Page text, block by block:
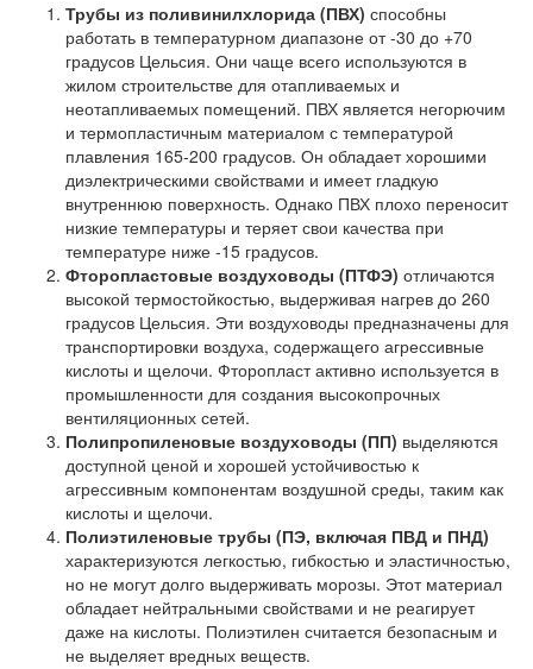
Трубы из поливинилхлорида (ПВХ) способны
работать в температурном диапазоне от -30 до +70
градусов Цельсия. Они чаще всего используются в
жилом строительстве для отапливаемых и
неотапливаемых помещений. ПВХ является негорючим
и термопластичным материалом с температурой
плавления 165-200 градусов. Он обладает хорошими
диэлектрическими свойствами и имеет гладкую
внутреннюю поверхность. Однако ПВХ плохо переносит
низкие температуры и теряет свои качества при
температуре ниже -15 градусов.
Фторопластовые воздуховоды (ПТФЭ) отличаются
высокой термостойкостью, выдерживая нагрев до 260
градусов Цельсия. Эти воздуховоды предназначены для
транспортировки воздуха, содержащего агрессивные
кислоты и щелочи. Фторопласт активно используется в
промышленности для создания высокопрочных
вентиляционных сетей.
Полипропиленовые воздуховоды (ПП) выделяются
доступной ценой и хорошей устойчивостью к
агрессивным компонентам воздушной среды, таким как
кислоты и щелочи.
Полиэтиленовые трубы (ПЭ, включая ПВД и ПНД)
характеризуются легкостью, гибкостью и эластичностью,
но не могут долго выдерживать морозы. Этот материал
обладает нейтральными свойствами и не реагирует
даже на кислоты. Полиэтилен считается безопасным и
не выделяет вредных веществ.